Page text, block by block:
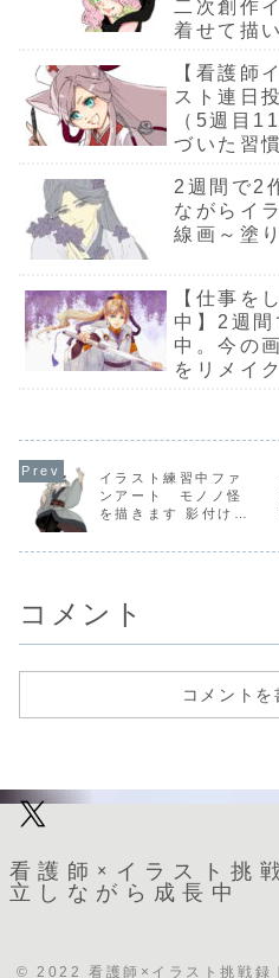
二次創作
着せて描
【看護師
スト連日
（5週目
づいた習
2週間で2
ながらイ
線画～塗り
【仕事を
中】2週
中。今の
をリメイ
中
イラスト練習中ファ
ンアート モノノ怪
を描きます 影付け
コメント
コメントを
看護師×イラスト挑
立しながら成長中
© 2022 看護師×イラスト挑戦録